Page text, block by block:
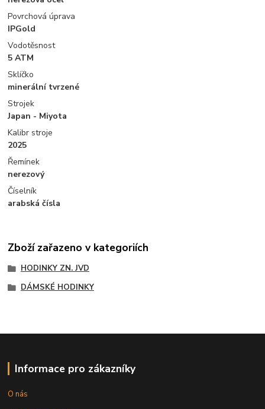
Povrchová úprava
IPGold
Vodotěsnost
5 ATM
Sklíčko
minerální tvrzené
Strojek
Japan - Miyota
Kalibr stroje
2025
Řemínek
nerezový
Číselník
arabská čísla
Zboží zařazeno v kategoriích
HODINKY ZN. JVD
DÁMSKÉ HODINKY
Informace pro zákazníky
O nás